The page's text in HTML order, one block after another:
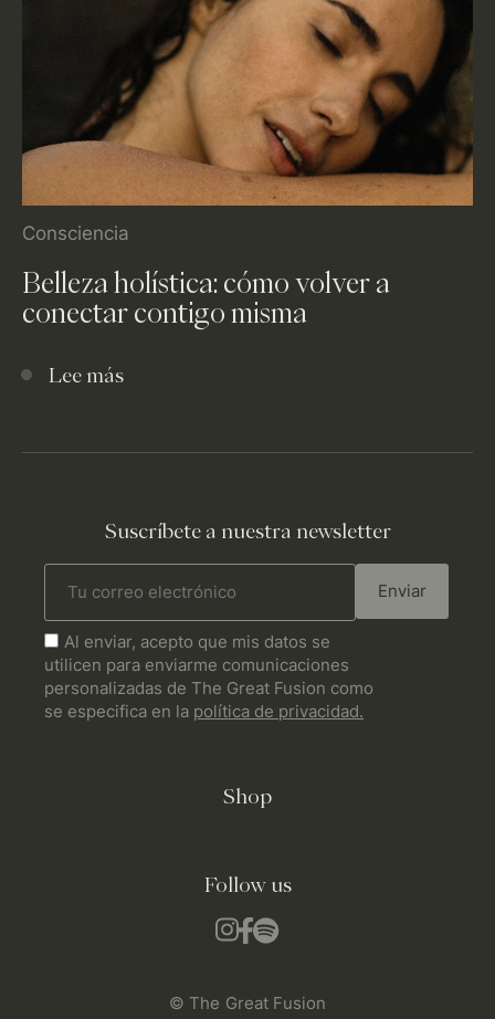
Consciencia
Belleza holística: cómo volver a
conectar contigo misma
Lee más
Shop
Follow us
Suscríbete a nuestra newsletter
Enviar
Al enviar, acepto que mis datos se
utilicen para enviarme comunicaciones
personalizadas de The Great Fusion como
se especifica en la política de privacidad.
© The Great Fusion